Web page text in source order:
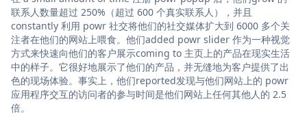
联系人数量超过 250%（超过 600 个真实联系人），并且
constantly 利用 powr 社交将他们的社交媒体扩大到 6000 多个关
注者在他们的网站上喂食。他们added powr slider 作为一种视觉
方式来快速向他们的客户展示coming to 主页上的产品在现实生活
中的样子。它很好地展示了他们的产品，并无缝地为客户提供了出
色的现场体验。事实上，他们reported发现与他们网站上的 powr
应用程序交互的访问者的参与时间是他们网站上任何其他人的 2.5
倍。